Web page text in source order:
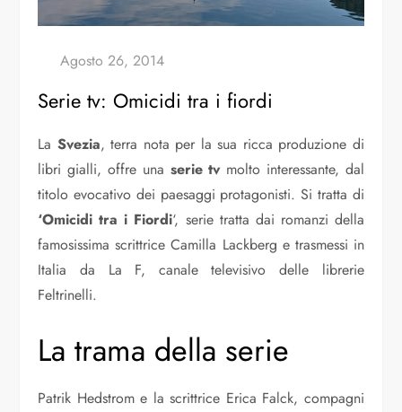
Serie tv: Omicidi tra i fiordi
La Svezia, terra nota per la sua ricca produzione di
libri gialli, offre una serie tvmolto interessante, dal
titolo evocativo dei paesaggi protagonisti. Si tratta di
‘Omicidi tra i Fiordi‘, serie tratta dai romanzi della
famosissima scrittrice Camilla Lackberg e trasmessi in
Italia da La F, canale televisivo delle librerie
Feltrinelli.
La trama della serie
Patrik Hedstrom e la scrittrice Erica Falck, compagni